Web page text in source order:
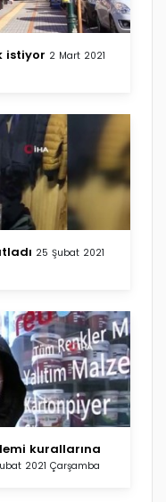
istiyor 2 Mart 2021
25 Şubat 2021
kurallarına
2021 Çarşamba